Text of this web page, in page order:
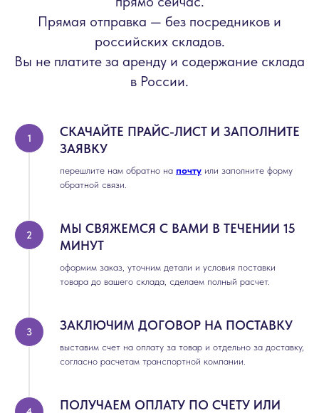
Прямая отправка — без посредников и
российских складов.
Вы не платите за аренду и содержание склада
в России.
СКАЧАЙТЕ ПРАЙС-ЛИСТ И ЗАПОЛНИТЕ
ЗАЯВКУ
перешлите нам обратно на почту или заполните форму
обратной связи.
МЫ СВЯЖЕМСЯ С ВАМИ В ТЕЧЕНИИ 15
МИНУТ
оформим заказ, уточним детали и условия поставки
товара до вашего склада, сделаем полный расчет.
ЗАКЛЮЧИМ ДОГОВОР НА ПОСТАВКУ
выставим счет на оплату за товар и отдельно за доставку,
согласно расчетам транспортной компании.
ПОЛУЧАЕМ ОПЛАТУ ПО СЧЕТУ ИЛИ